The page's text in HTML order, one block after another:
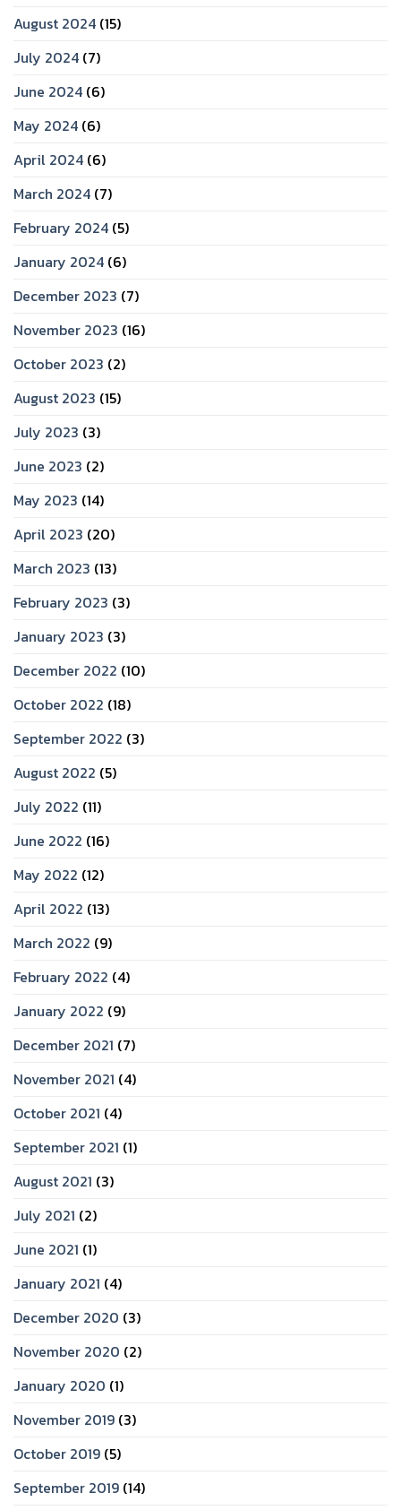
August 2024 (15)
July 2024 (7)
June 2024 (6)
May 2024 (6)
April 2024 (6)
March 2024 (7)
February 2024 (5)
January 2024 (6)
December 2023 (7)
November 2023 (16)
October 2023 (2)
August 2023 (15)
July 2023 (3)
June 2023 (2)
May 2023 (14)
April 2023 (20)
March 2023 (13)
February 2023 (3)
January 2023 (3)
December 2022 (10)
October 2022 (18)
September 2022 (3)
August 2022 (5)
July 2022 (11)
June 2022 (16)
May 2022 (12)
April 2022 (13)
March 2022 (9)
February 2022 (4)
January 2022 (9)
December 2021 (7)
November 2021 (4)
October 2021 (4)
September 2021 (1)
August 2021 (3)
July 2021 (2)
June 2021 (1)
January 2021 (4)
December 2020 (3)
November 2020 (2)
January 2020 (1)
November 2019 (3)
October 2019 (5)
September 2019 (14)